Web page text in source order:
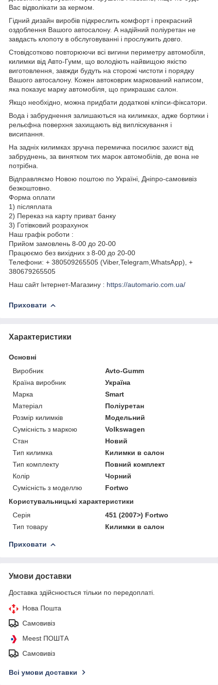
Вас відволікати за кермом.
Гідний дизайн виробів підкреслить комфорт і прекрасний
оздоблення Вашого автосалону. А надійний поліуретан не
завдасть клопоту в обслуговуванні і прослужить довго.
Стовідсотково повторюючи всі вигини периметру автомобіля,
килимки від Авто-Гумм, що володіють найвищою якістю
виготовлення, завжди будуть на сторожі чистоти і порядку
Вашого автосалону. Кожен автоковрик маркований написом,
яка показує марку автомобіля, що прикрашає салон.
Якщо необхідно, можна придбати додаткові кліпси-фіксатори.
Вода і забруднення залишаються на килимках, адже бортики і
рельєфна поверхня захищають від випліскування і
висипання.
На задніх килимках зручна перемичка посилює захист від
забруднень, за винятком тих марок автомобілів, де вона не
потрібна.
Відправляємо Новою поштою по Україні, Дніпро-самовивіз
безкоштовно.
Форма оплати
1) післяплата
2) Переказ на карту приват банку
3) Готівковий розрахунок
Наш графік роботи :
Прийом замовлень 8-00 до 20-00
Працюємо без вихідних з 8-00 до 20-00
Телефони: + 380509265505 (Viber,Telegram,WhatsApp), +
380679265505
Наш сайт Інтернет-Магазину : https://automario.com.ua/
Приховати
Характеристики
Основні
Виробник
Avto-Gumm
Країна виробник
Україна
Марка
Smart
Матеріал
Поліуретан
Розмір килимків
Модельний
Сумісність з маркою
Volkswagen
Стан
Новий
Тип килимка
Килимки в салон
Тип комплекту
Повний комплект
Колір
Чорний
Сумісність з моделлю
Fortwo
Користувальницькі характеристики
Серія
451 (2007>) Fortwo
Тип товару
Килимки в салон
Приховати
Умови доставки
Доставка здійснюється тільки по передоплаті.
Нова Пошта
Самовивіз
Meest ПОШТА
Самовивіз
Всі умови доставки